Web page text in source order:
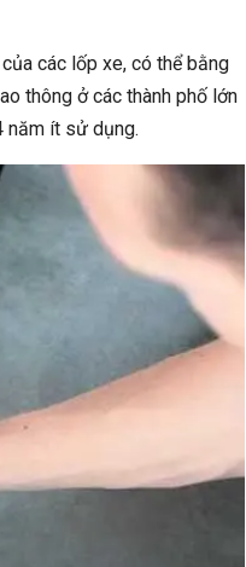
các lốp xe, có thể bằng
thông ở các thành phố lớn
năm ít sử dụng.